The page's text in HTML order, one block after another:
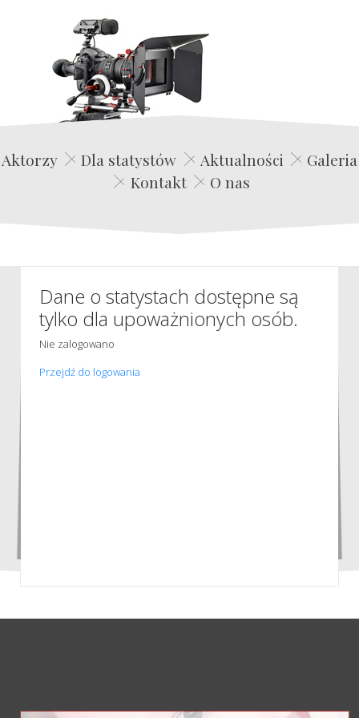
Edwin Film Agencja Aktorska
Aktorzy Dla statystów Aktualności
Galeria
Kontakt
O nas
Dane o statystach dostępne są
tylko dla upoważnionych osób.
Nie zalogowano
Przejdź do logowania